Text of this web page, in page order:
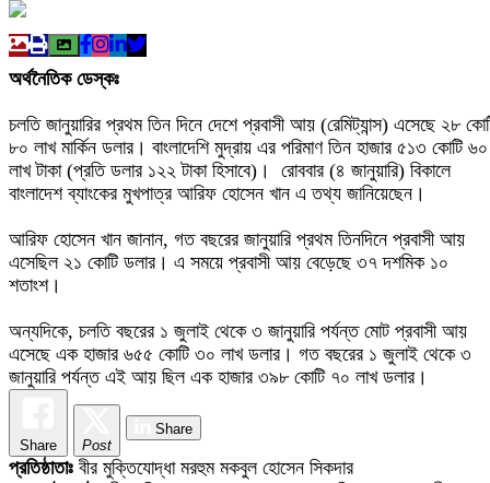
অর্থনৈতিক ডেস্কঃ
চলতি জানুয়ারির প্রথম তিন দিনে দেশে প্রবাসী আয় (রেমিট্যান্স) এসেছে ২৮
৮০ লাখ মার্কিন ডলার। বাংলাদেশি মুদ্রায় এর পরিমাণ তিন হাজার ৫১৩ কোটি ৬০
লাখ টাকা (প্রতি ডলার ১২২ টাকা হিসাবে)। রোববার (৪ জানুয়ারি) বিকালে
বাংলাদেশ ব্যাংকের মুখপাত্র আরিফ হোসেন খান এ তথ্য জানিয়েছেন।
আরিফ হোসেন খান জানান, গত বছরের জানুয়ারি প্রথম তিনদিনে প্রবাসী আয়
এসেছিল ২১ কোটি ডলার। এ সময়ে প্রবাসী আয় বেড়েছে ৩৭ দশমিক ১০
শতাংশ।
অন্যদিকে, চলতি বছরের ১ জুলাই থেকে ৩ জানুয়ারি পর্যন্ত মোট প্রবাসী আয়
এসেছে এক হাজার ৬৫৫ কোটি ৩০ লাখ ডলার। গত বছরের ১ জুলাই থেকে ৩
জানুয়ারি পর্যন্ত এই আয় ছিল এক হাজার ৩৯৮ কোটি ৭০ লাখ ডলার।
Share Post
Share
প্রতিষ্ঠাতাঃ বীর মুক্তিযোদ্ধা মরহুম মকবুল হোসেন সিকদার